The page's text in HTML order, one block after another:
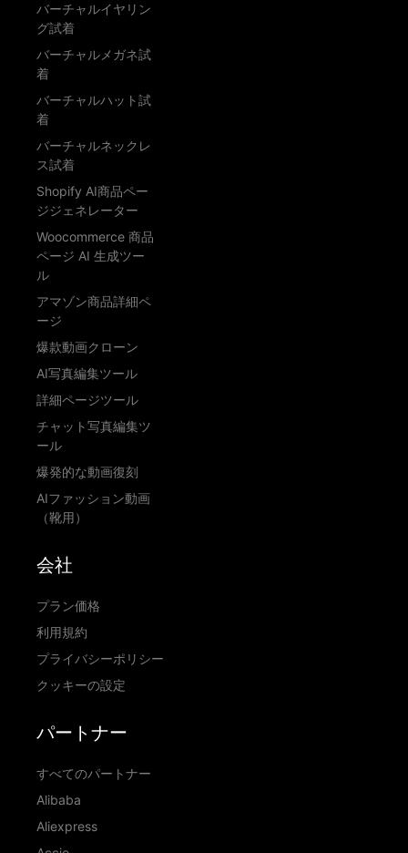
バーチャルイヤリン
グ試着
バーチャルメガネ試
着
バーチャルハット試
着
バーチャルネックレ
ス試着
Shopify AI商品ペー
ジジェネレーター
Woocommerce 商品
ページ AI 生成ツー
ル
アマゾン商品詳細ペ
ージ
爆款動画クローン
AI写真編集ツール
詳細ページツール
チャット写真編集ツ
ール
爆発的な動画復刻
AIファッション動画
（靴用）
会社
プラン価格
利用規約
プライバシーポリシー
クッキーの設定
パートナー
すべてのパートナー
Alibaba
Aliexpress